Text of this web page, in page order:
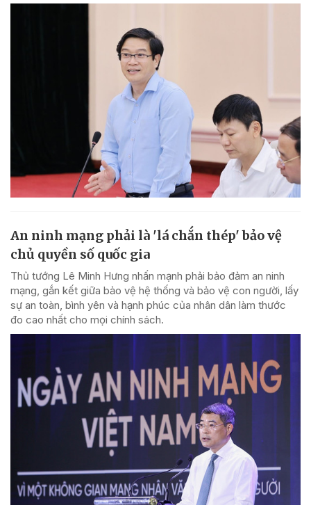
An ninh mạng phải là 'lá chắn thép' bảo vệ
chủ quyền số quốc gia
Thủ tướng Lê Minh Hưng nhấn mạnh phải bảo đảm an ninh
mạng, gắn kết giữa bảo vệ hệ thống và bảo vệ con người, lấy
sự an toàn, bình yên và hạnh phúc của nhân dân làm thước
đo cao nhất cho mọi chính sách.